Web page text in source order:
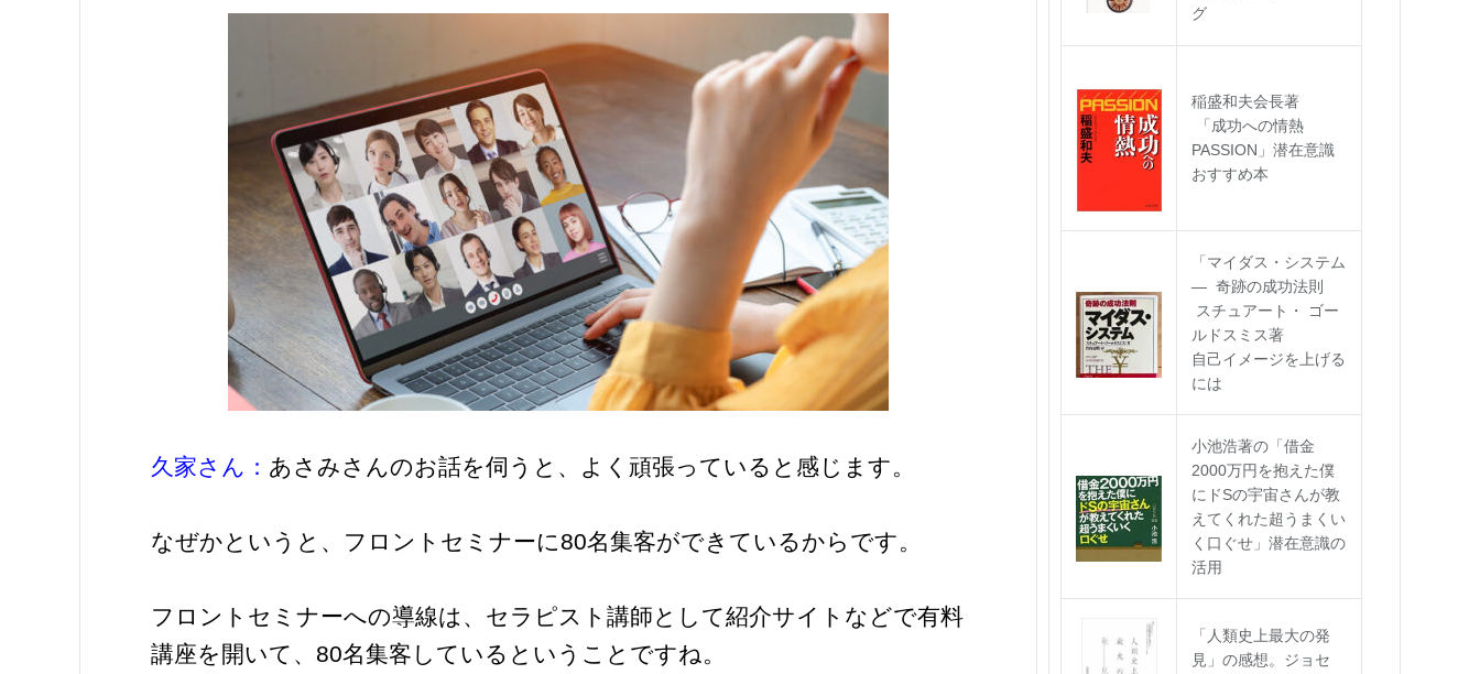
久家さん： あさみさんのお話を伺うと、よく頑張っていると感じます。
なぜかというと、フロントセミナーに80名集客ができているからです。
フロントセミナーへの導線は、セラピスト講師として紹介サイトなどで有料
講座を開いて、80名集客しているということですね。
グ
稲盛和夫会長著
「成功への情熱
PASSION」潜在意識
おすすめ本
「マイダス・システム
― 奇跡の成功法則
スチュアート・ ゴー
ルドスミス著
自己イメージを上げる
には
小池浩著の「借金
2000万円を抱えた僕
にドSの宇宙さんが教
えてくれた超うまくい
く口ぐせ」潜在意識の
活用
「人類史上最大の発
見」の感想。ジョセ